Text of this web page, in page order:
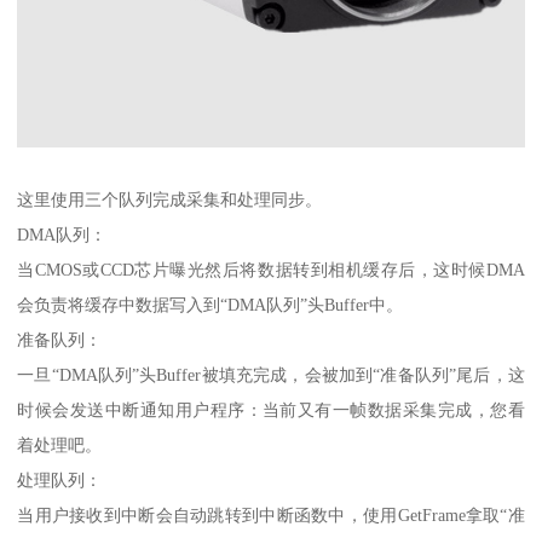
这里使用三个队列完成采集和处理同步。
DMA队列：
当CMOS或CCD芯片曝光然后将数据转到相机缓存后，这时候DMA
会负责将缓存中数据写入到“DMA队列”头Buffer中。
准备队列：
一旦“DMA队列”头Buffer被填充完成，会被加到“准备队列”尾后，这
时候会发送中断通知用户程序：当前又有一帧数据采集完成，您看
着处理吧。
处理队列：
当用户接收到中断会自动跳转到中断函数中，使用GetFrame拿取“准